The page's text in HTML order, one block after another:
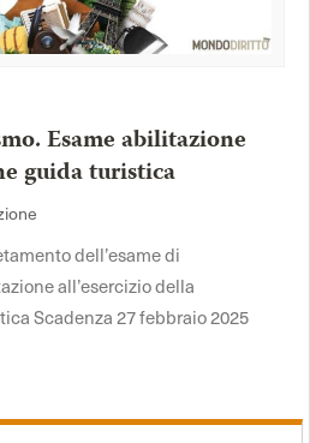
Esame abilitazione
guida turistica
dell’esame di
all’esercizio della
Scadenza 27 febbraio 2025